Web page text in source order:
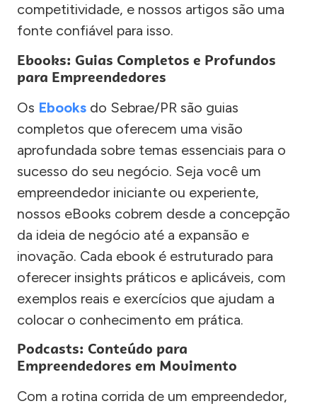
competitividade, e nossos artigos são uma
fonte confiável para isso.
Ebooks: Guias Completos e Profundos
para Empreendedores
Os Ebooks do Sebrae/PR são guias
completos que oferecem uma visão
aprofundada sobre temas essenciais para o
sucesso do seu negócio. Seja você um
empreendedor iniciante ou experiente,
nossos eBooks cobrem desde a concepção
da ideia de negócio até a expansão e
inovação. Cada ebook é estruturado para
oferecer insights práticos e aplicáveis, com
exemplos reais e exercícios que ajudam a
colocar o conhecimento em prática.
Podcasts: Conteúdo para
Empreendedores em Movimento
Com a rotina corrida de um empreendedor,